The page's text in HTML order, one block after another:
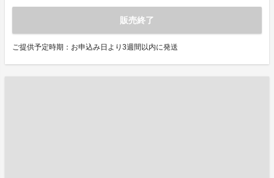
販売終了
ご提供予定時期：お申込み日より3週間以内に発送